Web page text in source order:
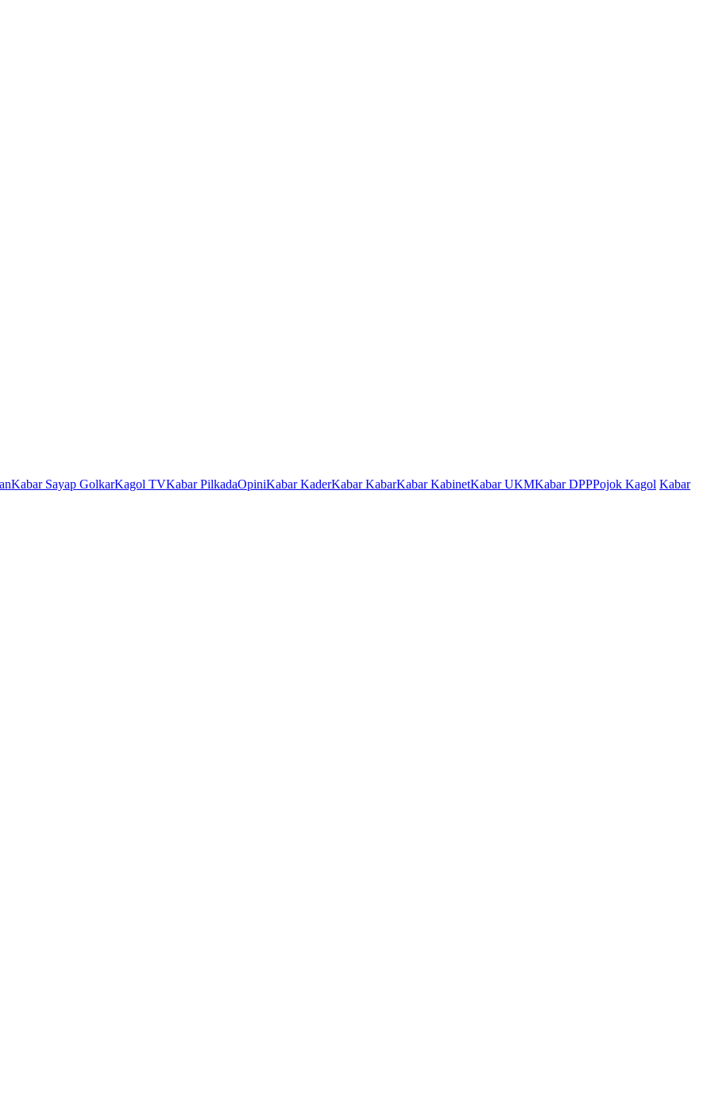
Kabar Sayap GolkarKagol TVKabar PilkadaOpiniKabar KaderKabar KabarKabar KabinetKabar UKMKabar DPPPojok Kagol Kabar